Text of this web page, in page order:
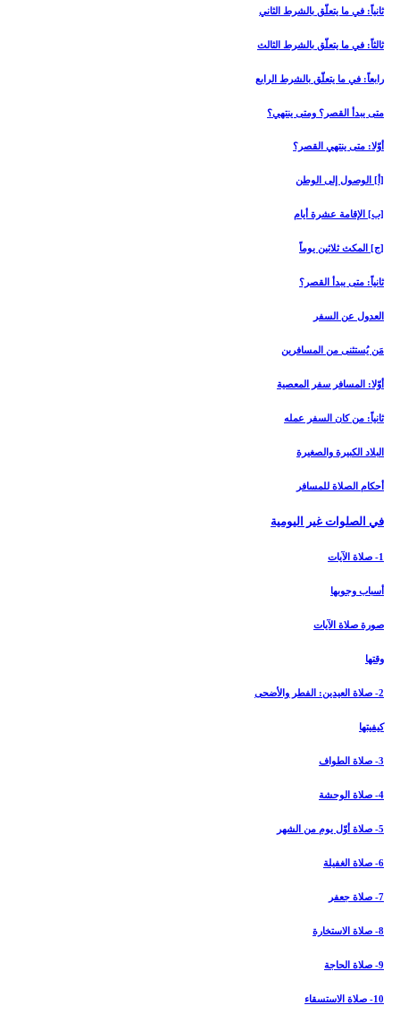
ثانياً: في ما يتعلّق بالشرط الثاني
ثالثاً: في ما يتعلّق بالشرط الثالث
رابعاً: في ما يتعلّق بالشرط الرابع
متى يبدأ القصر؟ ومتى ينتهي؟
أوّلا: متى ينتهي القصر؟
[أ] الوصول إلى الوطن
[ب‏] الإقامة عشرة أيام
[ج‏] المكث ثلاثين يوماً
ثانياً: متى يبدأ القصر؟
العدول عن السفر
مَن يُستثنى من المسافرين
أوّلا: المسافر سفر المعصية
ثانياً: من كان السفر عمله
البلاد الكبيرة والصغيرة
أحكام الصلاة للمسافر
في الصلوات غير اليومية
1- صلاة الآيات‏
أسباب وجوبها
صورة صلاة الآيات
وقتها
2- صلاة العيدين: الفطر والأضحى‏
كيفيتها
3- صلاة الطواف‏
4- صلاة الوحشة
5- صلاة أوّل يوم من الشهر
6- صلاة الغفيلة
7- صلاة جعفر
8- صلاة الاستخارة
9- صلاة الحاجة
10- صلاة الاستسقاء